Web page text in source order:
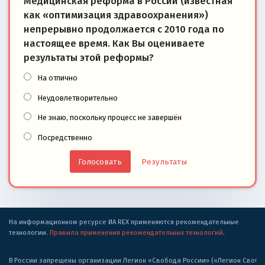
как «оптимизация здравоохранения»)
непрерывно продолжается с 2010 года по
настоящее время. Как Вы оцениваете
результаты этой реформы?
На отлично
Неудовлетворительно
Не знаю, поскольку процесс не завершён
Посредственно
Результаты
На информационном ресурсе ИА REX применяются рекомендательные
технологии. Правила применения рекомендательных технологий.
В России запрещены организации Легион «Свобода России» («Легион